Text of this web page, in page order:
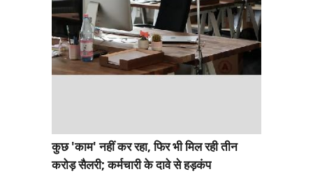
कुछ 'काम' नहीं कर रहा, फिर भी मिल रही तीन
करोड़ सैलरी; कर्मचारी के दावे से हड़कंप